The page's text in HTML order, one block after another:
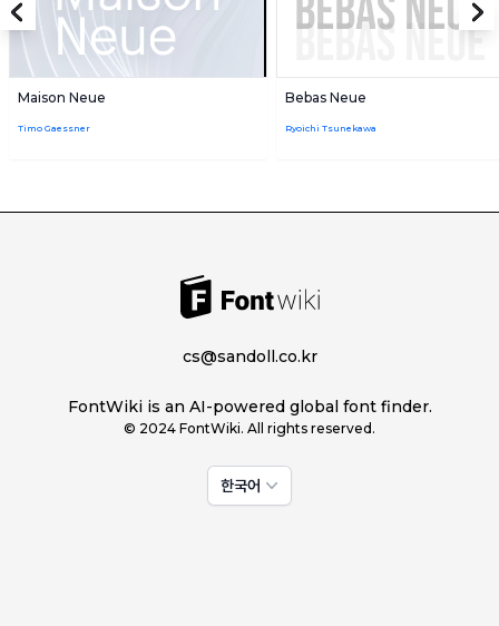
Maison Neue
Timo Gaessner
Bebas Neue
Ryoichi Tsunekawa
cs@sandoll.co.kr
FontWiki is an AI-powered global font finder.
© 2024 FontWiki. All rights reserved.
한국어